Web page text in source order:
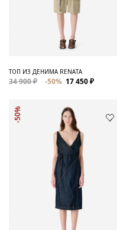
ТОП ИЗ ДЕНИМА RENATA
34 900 ₽ -50% 17 450 ₽
-50%